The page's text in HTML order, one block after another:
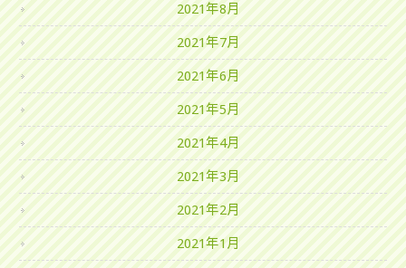
2021年8月
2021年7月
2021年6月
2021年5月
2021年4月
2021年3月
2021年2月
2021年1月